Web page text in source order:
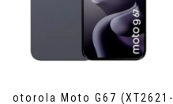
Motorola Moto G67 (XT2621-